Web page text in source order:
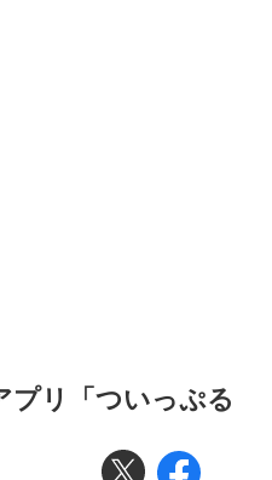
プリ「ついっぷる